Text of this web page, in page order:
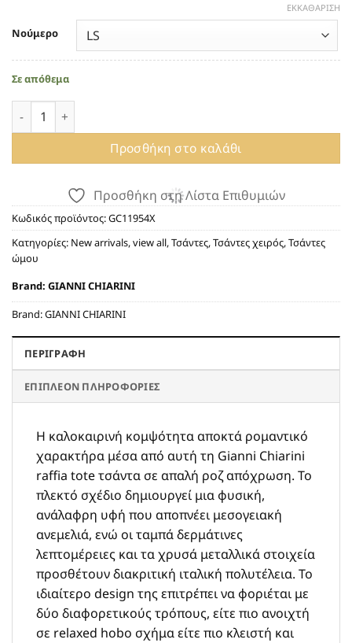
Νούμερο
ΕΚΚΑΘΆΡΙΣΗ
Σε απόθεμα
ΠΛΕΚΤΗ TOTE ΤΣΑΝΤΑ GIANNI CHIARINI NEFELI 11954
Προσθήκη στο καλάθι
Προσθήκη στη Λίστα Επιθυμιών
Κωδικός προϊόντος:GC11954X
Κατηγορίες: New arrivals,view all,Τσάντες,Τσάντες χειρός,Τσάντες
ώμου
Brand: GIANNI CHIARINI
Brand:GIANNI CHIARINI
ΠΕΡΙΓΡΑΦΉ
ΕΠΙΠΛΈΟΝ ΠΛΗΡΟΦΟΡΊΕΣ
Η καλοκαιρινή κομψότητα αποκτά ρομαντικό
χαρακτήρα μέσα από αυτή τη Gianni Chiarini
raffia tote τσάντα σε απαλή ροζ απόχρωση. Το
πλεκτό σχέδιο δημιουργεί μια φυσική,
ανάλαφρη υφή που αποπνέει μεσογειακή
ανεμελιά, ενώ οι ταμπά δερμάτινες
λεπτομέρειες και τα χρυσά μεταλλικά στοιχεία
προσθέτουν διακριτική ιταλική πολυτέλεια. Το
ιδιαίτερο design της επιτρέπει να φοριέται με
δύο διαφορετικούς τρόπους, είτε πιο ανοιχτή
σε relaxed hobo σχήμα είτε πιο κλειστή και